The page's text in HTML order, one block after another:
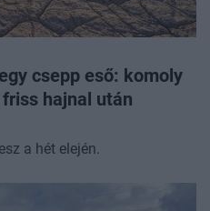
csepp eső: komoly
hajnal után
a hét elején.